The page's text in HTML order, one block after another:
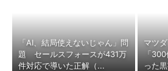
「AI、結局使えないじゃん」問
題 セールスフォースが431万
件対応で導いた正解（...
マツ
「
った